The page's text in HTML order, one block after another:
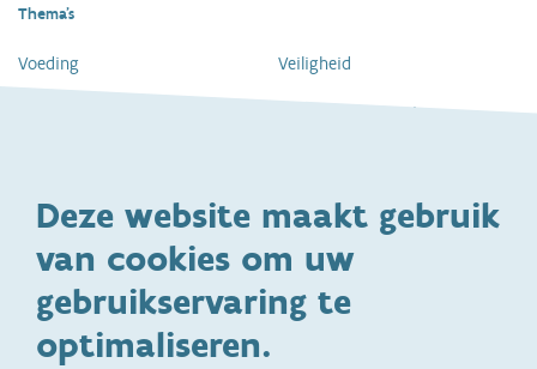
Deze website maakt gebruik
van cookies om uw
gebruikservaring te
optimaliseren.
Thema's
Voeding
Ontwikkeling en gedrag
Specifieke
ondersteuningsbehoefte
Zwangerschap en geboorte
Veiligheid
Dagelijkse verzorging
Gezinsleven
Adoptie
Kinderwens